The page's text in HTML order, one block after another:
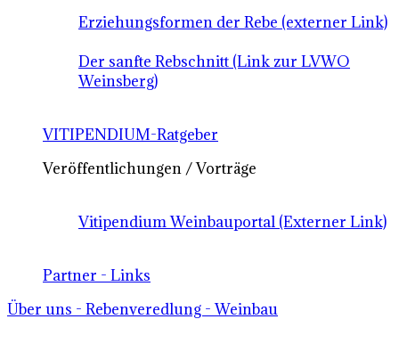
Erziehungsformen der Rebe (externer Link)
Der sanfte Rebschnitt (Link zur LVWO
Weinsberg)
VITIPENDIUM-Ratgeber
Veröffentlichungen / Vorträge
Vitipendium Weinbauportal (Externer Link)
Partner - Links
Über uns - Rebenveredlung - Weinbau